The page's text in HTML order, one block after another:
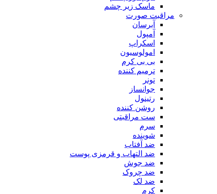
ماسک زیر چشم
مراقبت صورت
آبرسان
آمپول
اسکراپ
امولوسیون
بی بی کرم
ترمیم کننده
تونر
جوانساز
رتینول
روشن کننده
ست مراقبتی
سرم
شوینده
ضد آفتاب
ضد التهاب و قرمزی پوست
‌ضد جوش
ضد چروک
ضد لک
کرم